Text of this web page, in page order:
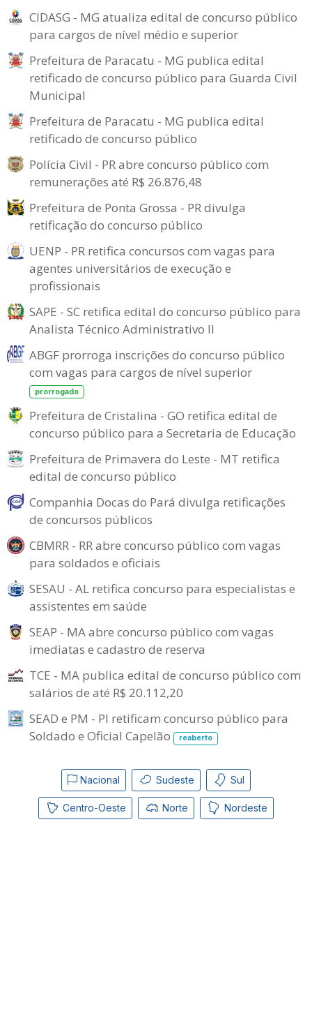
CIDASG - MG atualiza edital de concurso público
para cargos de nível médio e superior
Prefeitura de Paracatu - MG publica edital
retificado de concurso público para Guarda Civil
Municipal
Prefeitura de Paracatu - MG publica edital
retificado de concurso público
Polícia Civil - PR abre concurso público com
remunerações até R$ 26.876,48
Prefeitura de Ponta Grossa - PR divulga
retificação do concurso público
UENP - PR retifica concursos com vagas para
agentes universitários de execução e
profissionais
SAPE - SC retifica edital do concurso público para
Analista Técnico Administrativo II
ABGF prorroga inscrições do concurso público
com vagas para cargos de nível superior
prorrogado
Prefeitura de Cristalina - GO retifica edital de
concurso público para a Secretaria de Educação
Prefeitura de Primavera do Leste - MT retifica
edital de concurso público
Companhia Docas do Pará divulga retificações
de concursos públicos
CBMRR - RR abre concurso público com vagas
para soldados e oficiais
SESAU - AL retifica concurso para especialistas e
assistentes em saúde
SEAP - MA abre concurso público com vagas
imediatas e cadastro de reserva
TCE - MA publica edital de concurso público com
salários de até R$ 20.112,20
SEAD e PM - PI retificam concurso público para
Soldado e Oficial Capelão
reaberto
Nacional Sudeste Sul
Centro-Oeste Norte Nordeste